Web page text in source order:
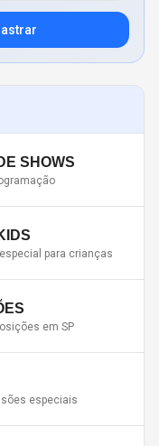
SHOWS
para crianças
em SP
especiais